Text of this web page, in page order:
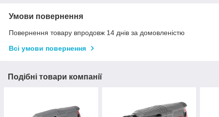
Умови повернення
Повернення товару впродовж 14 днів за домовленістю
Всі умови повернення
Подібні товари компанії